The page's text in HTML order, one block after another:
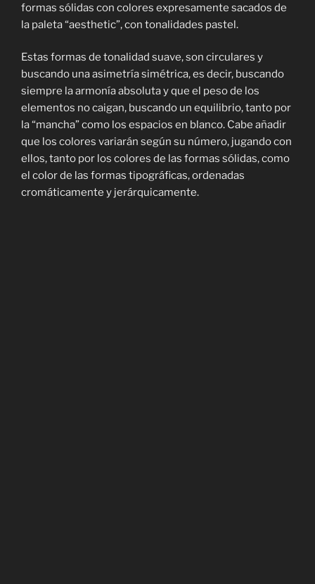
formas sólidas con colores expresamente sacados de
la paleta “aesthetic”, con tonalidades pastel.
Estas formas de tonalidad suave, son circulares y
buscando una asimetría simétrica, es decir, buscando
siempre la armonía absoluta y que el peso de los
elementos no caigan, buscando un equilibrio, tanto por
la “mancha” como los espacios en blanco. Cabe añadir
que los colores variarán según su número, jugando con
ellos, tanto por los colores de las formas sólidas, como
el color de las formas tipográficas, ordenadas
cromáticamente y jerárquicamente.